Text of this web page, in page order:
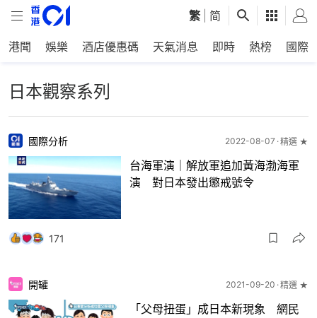
繁 简
港聞 娛樂 酒店優惠碼 天氣消息 即時 熱榜 國際
日本觀察系列
國際分析 2022-08-07 精選 ★
台海軍演｜解放軍追加黃海渤海軍
演 對日本發出懲戒號令
171
開罐 2021-09-20 精選 ★
「父母扭蛋」成日本新現象 網民